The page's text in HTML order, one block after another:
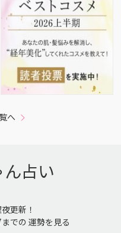
へ
占い
更新！
での 運勢を見る